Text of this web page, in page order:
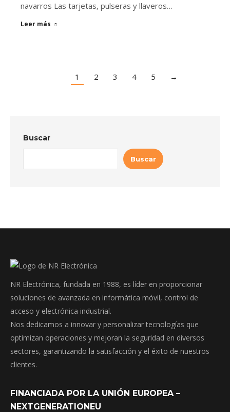
navarros Las tarjetas, pulseras y llaveros…
Leer más
1 2 3 4 5 →
Buscar
Buscar
NR Electrónica, fundada en 1988, es líder en proporcionar
soluciones de avanzada en informática móvil, control de
acceso y electrónica industrial.
Nos dedicamos a innovar y personalizar tecnologías que
optimizan operaciones y mejoran la seguridad en diversos
sectores, garantizando la satisfacción y el éxito de nuestros
clientes.
FINANCIADA POR LA UNIÓN EUROPEA –
NEXTGENERATIONEU